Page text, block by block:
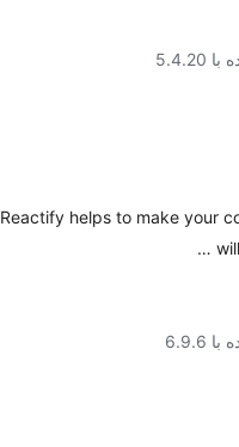
Reactify helps to make your